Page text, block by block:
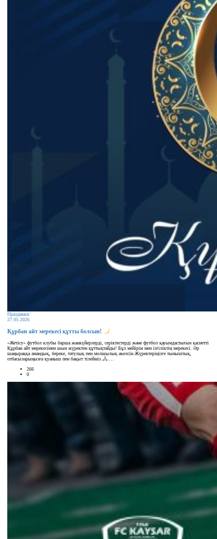
Праздники
27.05.2026
Құрбан айт мерекесі құтты болсын!
«Жетісу» футбол клубы барша жанкүйерлерді, серіктестерді және футбол қауымдастығын қасиетті
Құрбан айт мерекесімен шын жүректен құттықтайды! Бұл мейірім мен ізгіліктің мерекесі. Әр
шаңыраққа амандық, береке, татулық пен молшылық әкелсін.Жүректеріңізге тыныштық,
отбасыларыңызға қуаныш пен бақыт тілейміз.
266
0